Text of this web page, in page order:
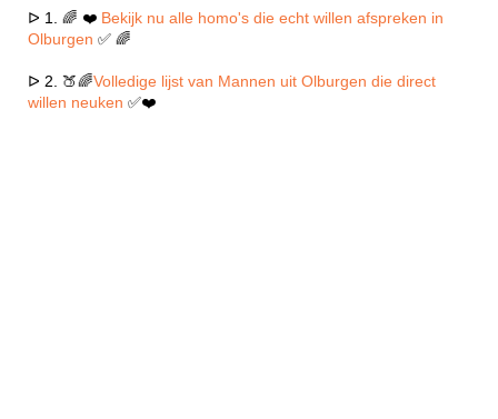
ᐅ 1. 🌈 ❤️ Bekijk nu alle homo's die echt willen afspreken in
Olburgen ✅ 🌈
ᐅ 2. 🍑🌈Volledige lijst van Mannen uit Olburgen die direct
willen neuken ✅❤️